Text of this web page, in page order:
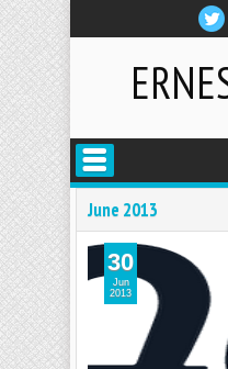
June 2013
30
Jun
2013